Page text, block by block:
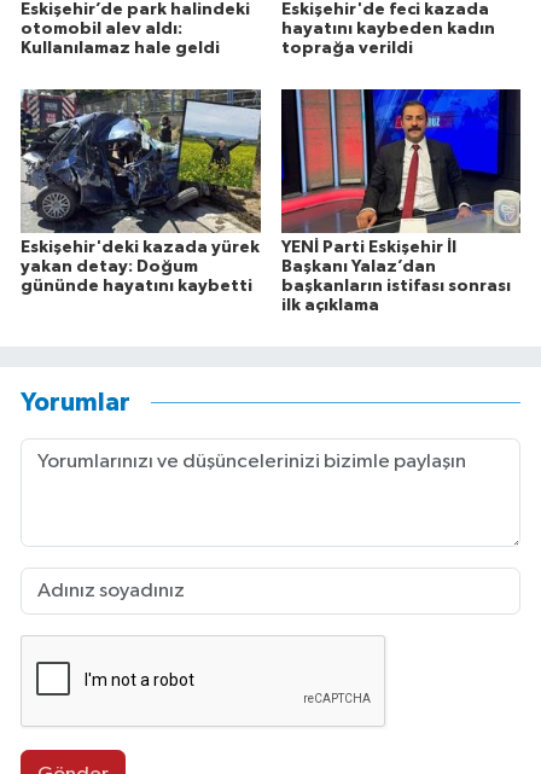
Eskişehir’de park halindeki
otomobil alev aldı:
Kullanılamaz hale geldi
Eskişehir'de feci kazada
hayatını kaybeden kadın
toprağa verildi
Eskişehir'deki kazada yürek
yakan detay: Doğum
gününde hayatını kaybetti
YENİ Parti Eskişehir İl
Başkanı Yalaz’dan
başkanların istifası sonrası
ilk açıklama
Yorumlar